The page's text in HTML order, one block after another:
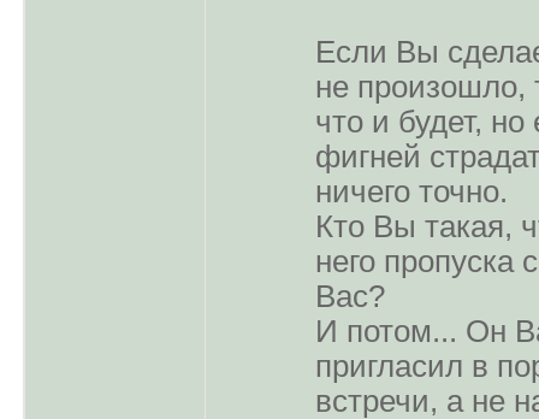
Если Вы
не произошло,
что и будет, но
фигней
ничего точно.
Кто Вы такая,
него пропуска
Вас?
И потом... Он
пригласил в
встречи, а не